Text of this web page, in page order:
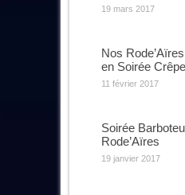
19 mars 2017
Nos
en Soirée
11 février 2017
Soirée
Rode’Aïres
19 janvier 2017